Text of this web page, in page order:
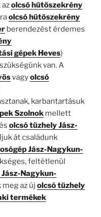
olcsó hűtőszekrény
olcsó hűtőszekrény
berendezést érdemes
gépek Heves)
van. A
vagyolcsó
karbantartásuk
Szolnok mellett
olcsó tűzhely Jász-
át családunk
Jász-Nagykun-
feltétlenül
Nagykun-
az új olcsó tűzhely
termékek